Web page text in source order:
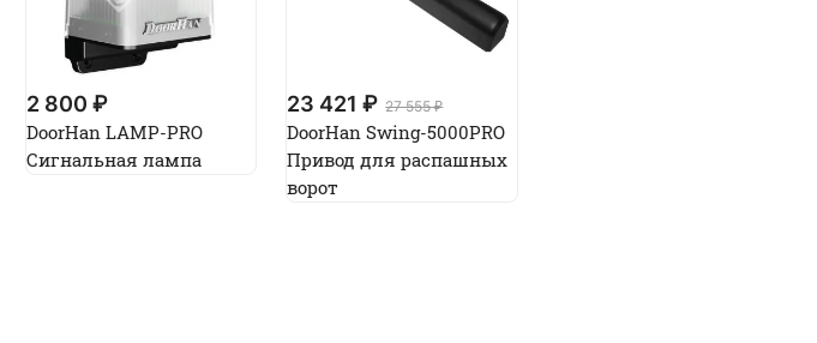
2 800 ₽
DoorHan LAMP-PRO
Сигнальная лампа
23 421 ₽ 27 555 ₽
DoorHan Swing-5000PRO
Привод для распашных
ворот